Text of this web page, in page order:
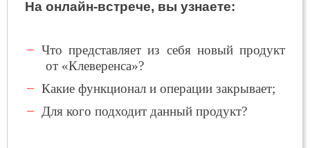
На онлайн-встрече, вы узнаете:
Что представляет из себя новый продукт
от «Клеверенса»?
Какие функционал и операции закрывает;
Для кого подходит данный продукт?